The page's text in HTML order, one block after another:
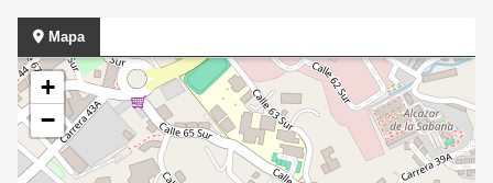
Mapa
+
−